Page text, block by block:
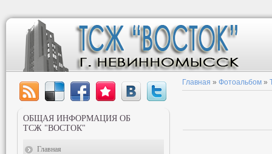
Главная » Фотоальбом »
ОБЩАЯ ИНФОРМАЦИЯ ОБ
ТСЖ "ВОСТОК"
Главная